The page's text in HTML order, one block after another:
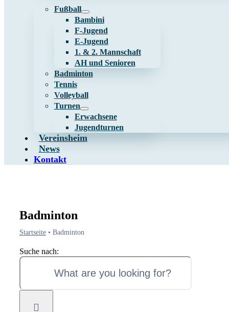
Fußball
Bambini
F-Jugend
E-Jugend
1. & 2. Mannschaft
AH und Senioren
Badminton
Tennis
Volleyball
Turnen
Erwachsene
Jugendturnen
Vereinsheim
News
Kontakt
Badminton
Startseite• Badminton
Suche nach: